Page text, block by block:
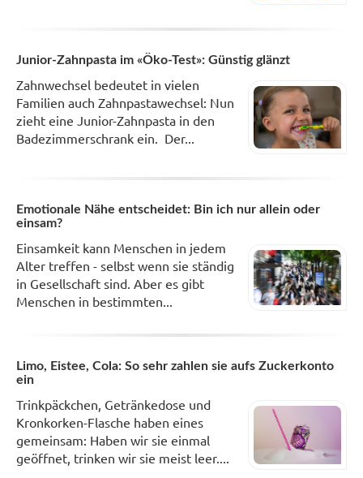
Junior-Zahnpasta im «Öko-Test»: Günstig glänzt
Zahnwechsel bedeutet in vielen
Familien auch Zahnpastawechsel: Nun
zieht eine Junior-Zahnpasta in den
Badezimmerschrank ein. Der...
Emotionale Nähe entscheidet: Bin ich nur allein oder
einsam?
Einsamkeit kann Menschen in jedem
Alter treffen - selbst wenn sie ständig
in Gesellschaft sind. Aber es gibt
Menschen in bestimmten...
Limo, Eistee, Cola: So sehr zahlen sie aufs Zuckerkonto
ein
Trinkpäckchen, Getränkedose und
Kronkorken-Flasche haben eines
gemeinsam: Haben wir sie einmal
geöffnet, trinken wir sie meist leer....